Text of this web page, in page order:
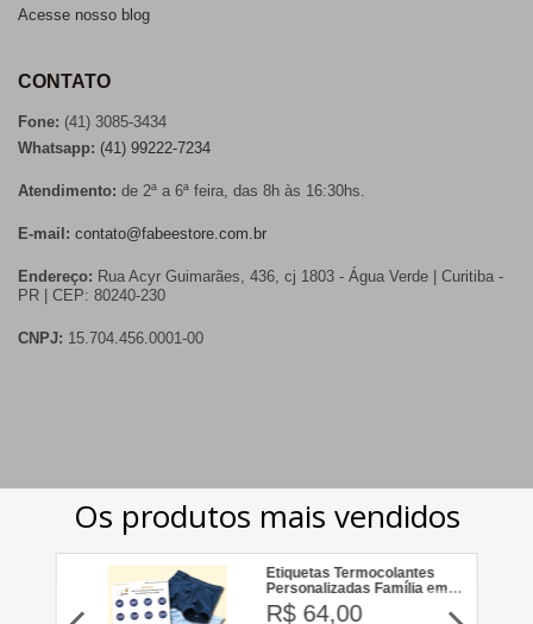
Acesse nosso blog
CONTATO
Fone: (41) 3085-3434
Whatsapp: (41) 99222-7234
Atendimento: de 2ª a 6ª feira, das 8h às 16:30hs.
E-mail: contato@fabeestore.com.br
Endereço: Rua Acyr Guimarães, 436, cj 1803 - Água Verde | Curitiba -
PR | CEP: 80240-230
CNPJ: 15.704.456.0001-00